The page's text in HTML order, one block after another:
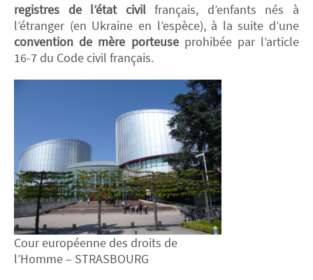
registres de l’état civilfrançais, d’enfants nés à
l’étranger (en Ukraine en l’espèce), à la suite d’une
convention de mère porteuseprohibée par l’article
16-7 du Code civil français.
Cour européenne des droits de
l’Homme – STRASBOURG